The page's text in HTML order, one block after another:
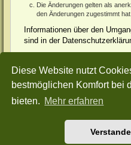
Diese Website nutzt
bestmöglichen Komfort bei
bieten. Mehr erfahren
Die Änderungen gelten als
den Änderungen zugestimmt hat.
Informationen über den
sind in der
Sudden-Strike-Maps.de
Powered byphpBB® Forum Software ©
Style: Green-Style-Split by Joyce&Luna
Nutzungsbedingungen